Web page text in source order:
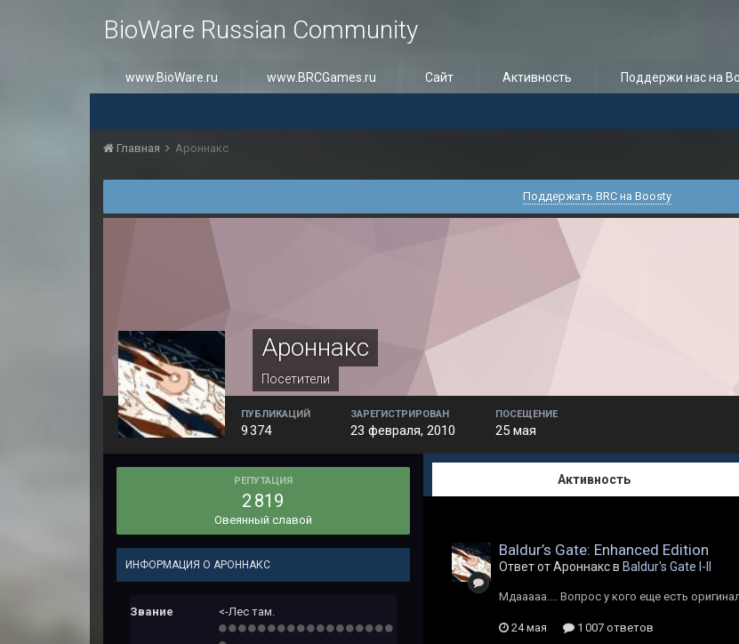
BioWare Russian Community
www.BioWare.ru www.BRCGames.ru Сайт Активность Поддержи нас на
Главная Ароннакс
Поддержать BRC на Boosty
Ароннакс
Посетители
ПУБЛИКАЦИЙ
9 374
ЗАРЕГИСТРИРОВАН
23 февраля, 2010
ПОСЕЩЕНИЕ
25 мая
РЕПУТАЦИЯ
2 819
Овеянный славой
ИНФОРМАЦИЯ О АРОННАКС
Звание <-Лес там.
Активность
Baldur’s Gate: Enhanced Edition
Ответ от Ароннакс в Baldur's Gate I-II
Мдааааа.... Вопрос у кого еще есть
24 мая 1 007 ответов